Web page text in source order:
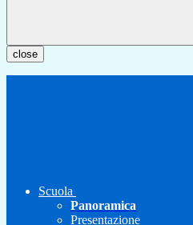
close
Scuola
Panoramica
Presentazione